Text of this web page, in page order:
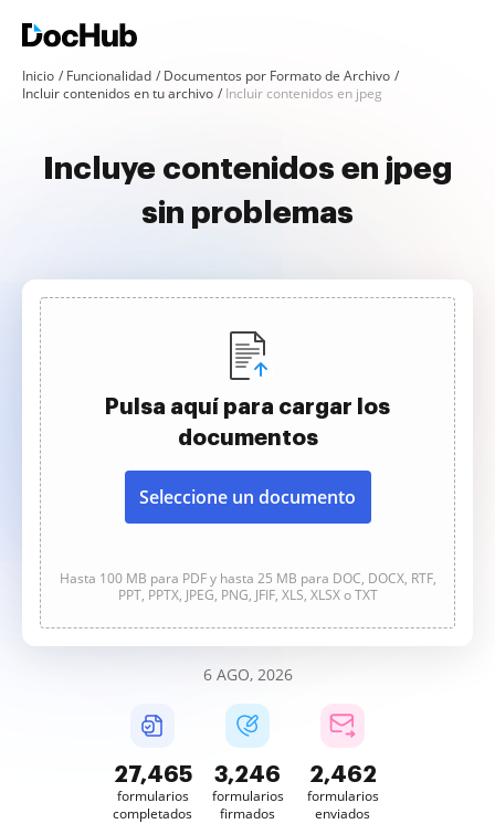
Inicio Funcionalidad
Documentos por Formato de Archivo
Incluir contenidos en tu archivo
Incluir contenidos en jpeg
Incluye contenidos en jpeg
sin problemas
Pulsa aquí para cargar los
documentos
Seleccione un documento
Hasta 100 MB para PDF y hasta 25 MB para DOC, DOCX, RTF,
PPT, PPTX, JPEG, PNG, JFIF, XLS, XLSX o TXT
6 AGO, 2026
27,466
formularios
completados
3,247
formularios
firmados
2,462
formularios
enviados